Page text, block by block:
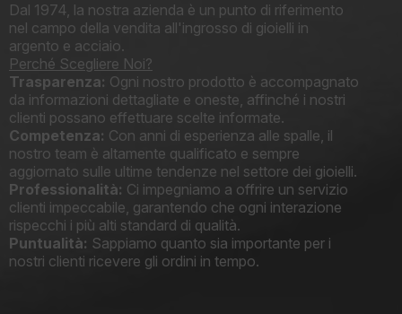
Dal 1974, la nostra azienda è un punto di riferimento
nel campo della vendita all'ingrosso di gioielli in
argento e acciaio.
Perché Scegliere Noi?
Trasparenza: Ogni nostro prodotto è accompagnato
da informazioni dettagliate e oneste, affinché i nostri
clienti possano effettuare scelte informate.
Competenza: Con anni di esperienza alle spalle, il
nostro team è altamente qualificato e sempre
aggiornato sulle ultime tendenze nel settore dei gioielli.
Professionalità: Ci impegniamo a offrire un servizio
clienti impeccabile, garantendo che ogni interazione
rispecchi i più alti standard di qualità.
Puntualità: Sappiamo quanto sia importante per i
nostri clienti ricevere gli ordini in tempo.